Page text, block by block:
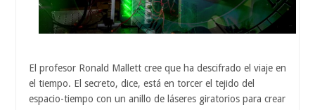
El profesor Ronald Mallett cree que ha descifrado el viaje en
el tiempo. El secreto, dice, está en torcer el tejido del
espacio-tiempo con un anillo de láseres giratorios para crear